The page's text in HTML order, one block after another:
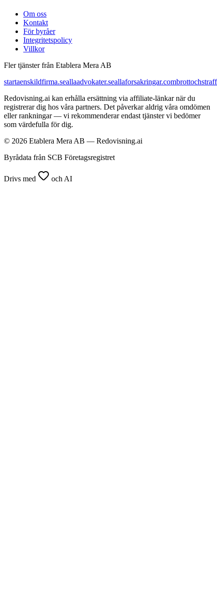
Om oss
Kontakt
För byråer
Integritetspolicy
Villkor
Fler tjänster från Etablera Mera AB
startaenskildfirma.seallaadvokater.seallaforsakringar.com
Redovisning.ai kan erhålla ersättning via affiliate-länkar när du
registrerar dig hos våra partners. Det påverkar aldrig våra omdömen
eller rankningar — vi rekommenderar endast tjänster vi bedömer
som värdefulla för dig.
© 2026 Etablera Mera AB — Redovisning.ai
Byrådata från SCB Företagsregistret
Drivs med och AI